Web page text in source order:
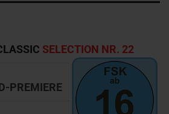
SELECTION NR. 22
PREMIERE